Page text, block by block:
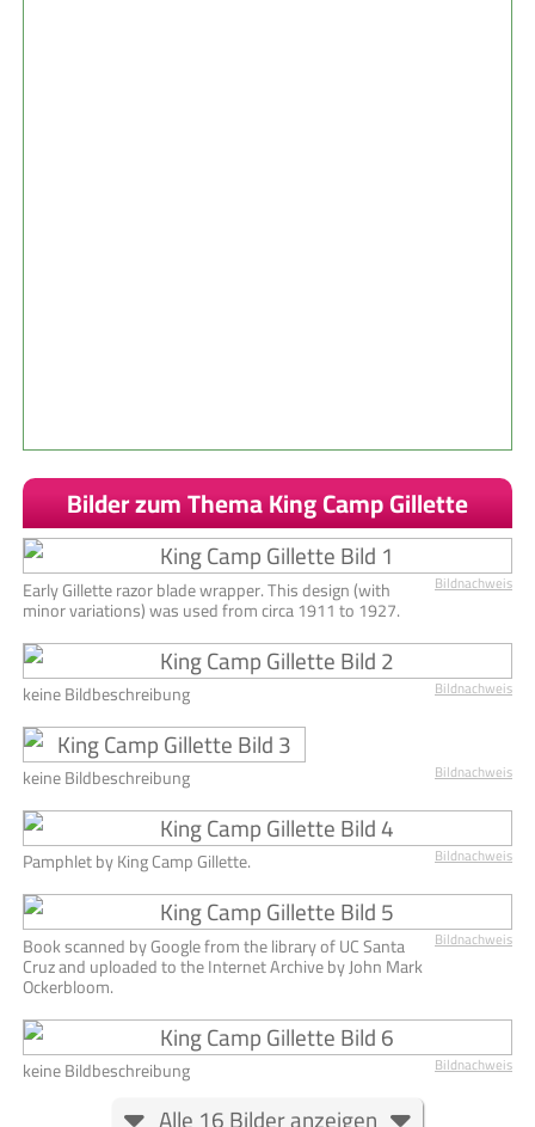
Bilder zum Thema King Camp Gillette
Bildnachweis
Early Gillette razor blade wrapper. This design (with
minor variations) was used from circa 1911 to 1927.
Bildnachweis
keine Bildbeschreibung
Bildnachweis
keine Bildbeschreibung
Bildnachweis
Pamphlet by King Camp Gillette.
Bildnachweis
Book scanned by Google from the library of UC Santa
Cruz and uploaded to the Internet Archive by John Mark
Ockerbloom.
Bildnachweis
keine Bildbeschreibung